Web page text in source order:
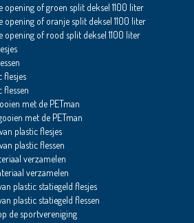
of groen split deksel 1100 liter
of oranje split deksel 1100 liter
of rood split deksel 1100 liter
flesjes
flessen
met de PETman
met de PETman
plastic flesjes
plastic flessen
verzamelen
verzamelen
plastic statiegeld flesjes
plastic statiegeld flessen
de sportvereniging